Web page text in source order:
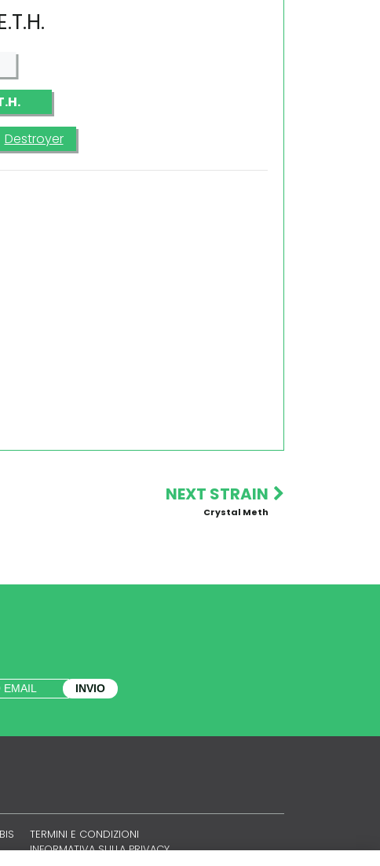
Destroyer
NEXT STRAIN
Crystal Meth
INVIO
TERMINI E CONDIZIONI
INFORMATIVA SULLA PRIVACY